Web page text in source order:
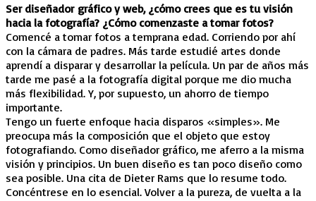
Ser diseñador gráfico y web, ¿cómo crees que es tu visión
hacia la fotografía? ¿Cómo comenzaste a tomar fotos?
Comencé a tomar fotos a temprana edad. Corriendo por ahí
con la cámara de padres. Más tarde estudié artes donde
aprendí a disparar y desarrollar la película. Un par de años más
tarde me pasé a la fotografía digital porque me dio mucha
más flexibilidad. Y, por supuesto, un ahorro de tiempo
importante.
Tengo un fuerte enfoque hacia disparos «simples». Me
preocupa más la composición que el objeto que estoy
fotografiando. Como diseñador gráfico, me aferro a la misma
visión y principios. Un buen diseño es tan poco diseño como
sea posible. Una cita de Dieter Rams que lo resume todo.
Concéntrese en lo esencial. Volver a la pureza, de vuelta a la